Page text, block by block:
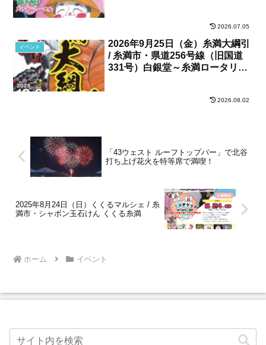
2026.07.05
イベント
2026年9月25日（金）糸満大綱引
/ 糸満市・県道256号線（旧国道
331号）白銀堂～糸満ロータリー
2026.08.02
「43ウェスト ルーフトップバー」で北谷
打ち上げ花火を特等席で満喫！
2025年8月24日（日）くくるマルシェ / 糸
満市・シャボン玉石けん くくる糸満
ホーム イベント